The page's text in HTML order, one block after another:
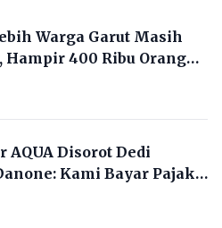
Warga Garut Masih
Hampir 400 Ribu Orang
dan 272 Ribu Freelancer
AQUA Disorot Dedi
Kami Bayar Pajak